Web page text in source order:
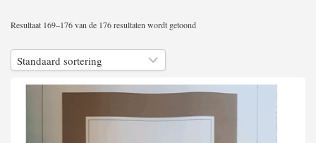
Resultaat 169–176 van de 176 resultaten wordt getoond